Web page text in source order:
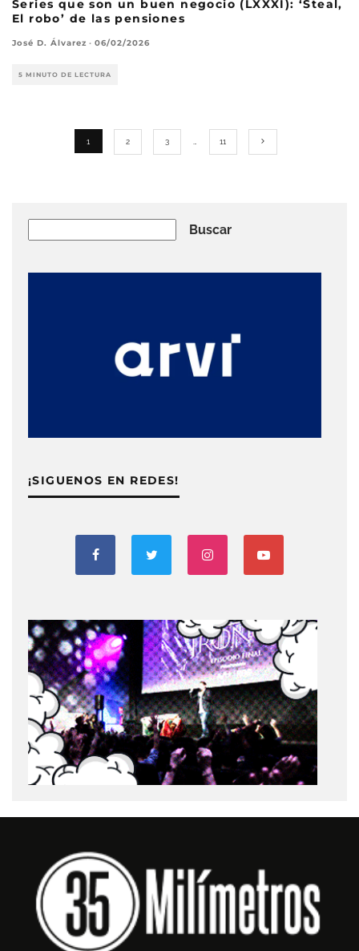
Series que son un buen negocio (LXXXI): ‘Steal,
El robo’ de las pensiones
José D. Álvarez · 06/02/2026
5 MINUTO DE LECTURA
1 2 3 11
Buscar
¡SIGUENOS EN REDES!